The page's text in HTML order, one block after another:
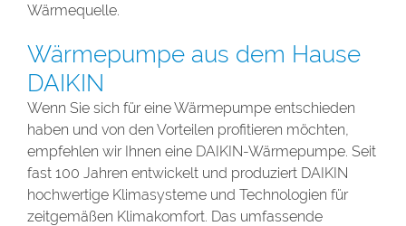
Wärmequelle.
Wärmepumpe aus dem Hause
DAIKIN
Wenn Sie sich für eine Wärmepumpe entschieden
haben und von den Vorteilen profitieren möchten,
empfehlen wir Ihnen eine DAIKIN-Wärmepumpe. Seit
fast 100 Jahren entwickelt und produziert DAIKIN
hochwertige Klimasysteme und Technologien für
zeitgemäßen Klimakomfort. Das umfassende